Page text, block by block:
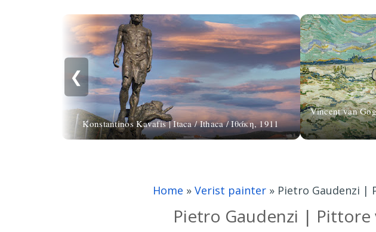
❮
Konstantinos Kavafis | Itaca / Ithaca / Ιθάκη, 1911
Vincent van
Home » Verist painter » Pietro Gaudenzi |
Pietro Gaudenzi | Pittore